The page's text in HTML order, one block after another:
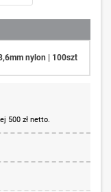
nylon | 100szt
500 zł netto.